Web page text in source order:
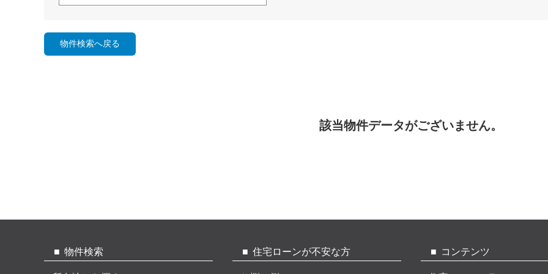
該当物件データがございません。
物件検索
住宅ローンが不安な方
コンテンツ